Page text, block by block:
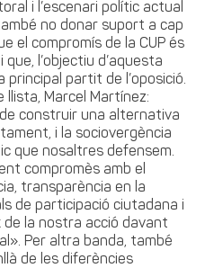
i l’escenari polític actual
no donar suport a cap
el compromís de la CUP és
l’objectiu d’aquesta
principal partit de l’oposició.
llista, Marcel Martínez:
de construir una alternativa
i la sociovergència
que nosaltres defensem.
compromès amb el
transparència en la
de participació ciutadana i
de la nostra acció davant
Per altra banda, també
de les diferències